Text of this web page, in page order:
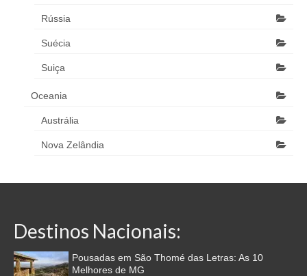
Rússia
Suécia
Suiça
Oceania
Austrália
Nova Zelândia
Destinos Nacionais:
Pousadas em São Thomé das Letras: As 10
Melhores de MG